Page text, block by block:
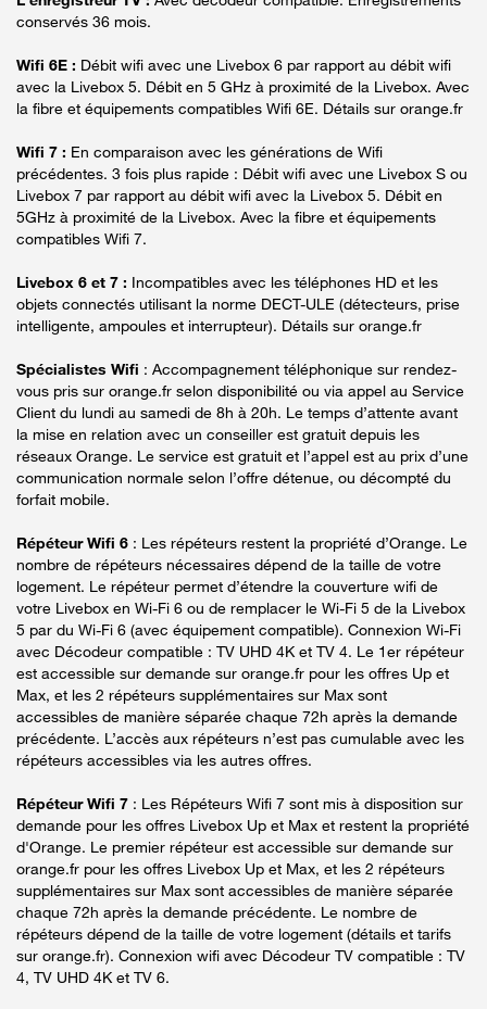
conservés 36 mois.
Wifi 6E : Débit wifi avec une Livebox 6 par rapport au débit wifi
avec la Livebox 5. Débit en 5 GHz à proximité de la Livebox. Avec
la fibre et équipements compatibles Wifi 6E. Détails sur orange.fr
Wifi 7 : En comparaison avec les générations de Wifi
précédentes. 3 fois plus rapide : Débit wifi avec une Livebox S ou
Livebox 7 par rapport au débit wifi avec la Livebox 5. Débit en
5GHz à proximité de la Livebox. Avec la fibre et équipements
compatibles Wifi 7.
Livebox 6 et 7 : Incompatibles avec les téléphones HD et les
objets connectés utilisant la norme DECT-ULE (détecteurs, prise
intelligente, ampoules et interrupteur). Détails sur orange.fr
Spécialistes Wifi : Accompagnement téléphonique sur rendez-
vous pris sur orange.fr selon disponibilité ou via appel au Service
Client du lundi au samedi de 8h à 20h. Le temps d’attente avant
la mise en relation avec un conseiller est gratuit depuis les
réseaux Orange. Le service est gratuit et l’appel est au prix d’une
communication normale selon l’offre détenue, ou décompté du
forfait mobile.
Répéteur Wifi 6 : Les répéteurs restent la propriété d’Orange. Le
nombre de répéteurs nécessaires dépend de la taille de votre
logement. Le répéteur permet d’étendre la couverture wifi de
votre Livebox en Wi-Fi 6 ou de remplacer le Wi-Fi 5 de la Livebox
5 par du Wi-Fi 6 (avec équipement compatible). Connexion Wi-Fi
avec Décodeur compatible : TV UHD 4K et TV 4. Le 1er répéteur
est accessible sur demande sur orange.fr pour les offres Up et
Max, et les 2 répéteurs supplémentaires sur Max sont
accessibles de manière séparée chaque 72h après la demande
précédente. L’accès aux répéteurs n’est pas cumulable avec les
répéteurs accessibles via les autres offres.
Répéteur Wifi 7 : Les Répéteurs Wifi 7 sont mis à disposition sur
demande pour les offres Livebox Up et Max et restent la propriété
d'Orange. Le premier répéteur est accessible sur demande sur
orange.fr pour les offres Livebox Up et Max, et les 2 répéteurs
supplémentaires sur Max sont accessibles de manière séparée
chaque 72h après la demande précédente. Le nombre de
répéteurs dépend de la taille de votre logement (détails et tarifs
sur orange.fr). Connexion wifi avec Décodeur TV compatible : TV
4, TV UHD 4K et TV 6.